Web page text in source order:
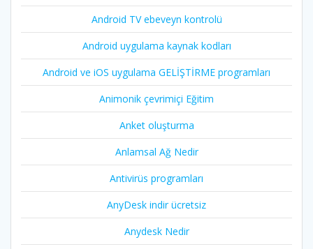
Android TV ebeveyn kontrolü
Android uygulama kaynak kodları
Android ve iOS uygulama GELİŞTİRME programları
Animonik çevrimiçi Eğitim
Anket oluşturma
Anlamsal Ağ Nedir
Antivirüs programları
AnyDesk indir ücretsiz
Anydesk Nedir